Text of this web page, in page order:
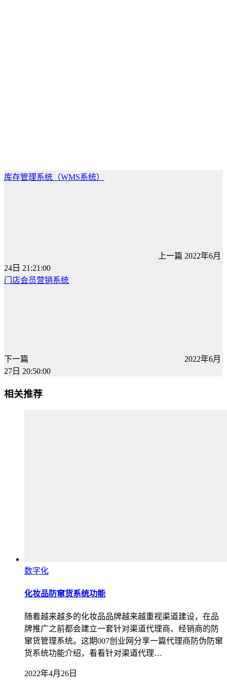
库存管理系统（WMS系统）
上一篇 2022年6月
24日 21:21:00
门店会员营销系统
下一篇
2022年6月
27日 20:50:00
相关推荐
数字化
化妆品防窜货系统功能
随着越来越多的化妆品品牌越来越重视渠道建设，在品
牌推广之前都会建立一套针对渠道代理商、经销商的防
窜货管理系统。这期007创业网分享一篇代理商防伪防窜
货系统功能介绍，看看针对渠道代理…
2022年4月26日